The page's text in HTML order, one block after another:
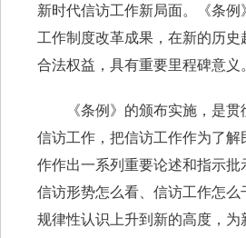
新时代信访工作新局面。《条
工作制度改革成果，在新的历
合法权益，具有重要里程碑意
《条例》的颁布实施，是贯彻
信访工作，把信访工作作为了
作作出一系列重要论述和指示
信访形势怎么看、信访工作怎
规律性认识上升到新的高度，